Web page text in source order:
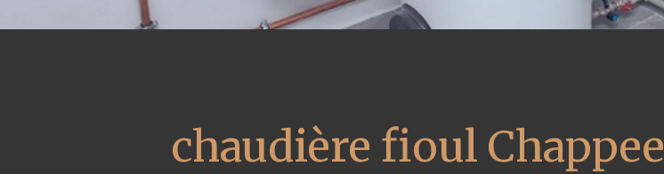
chaudière fioul Chappee